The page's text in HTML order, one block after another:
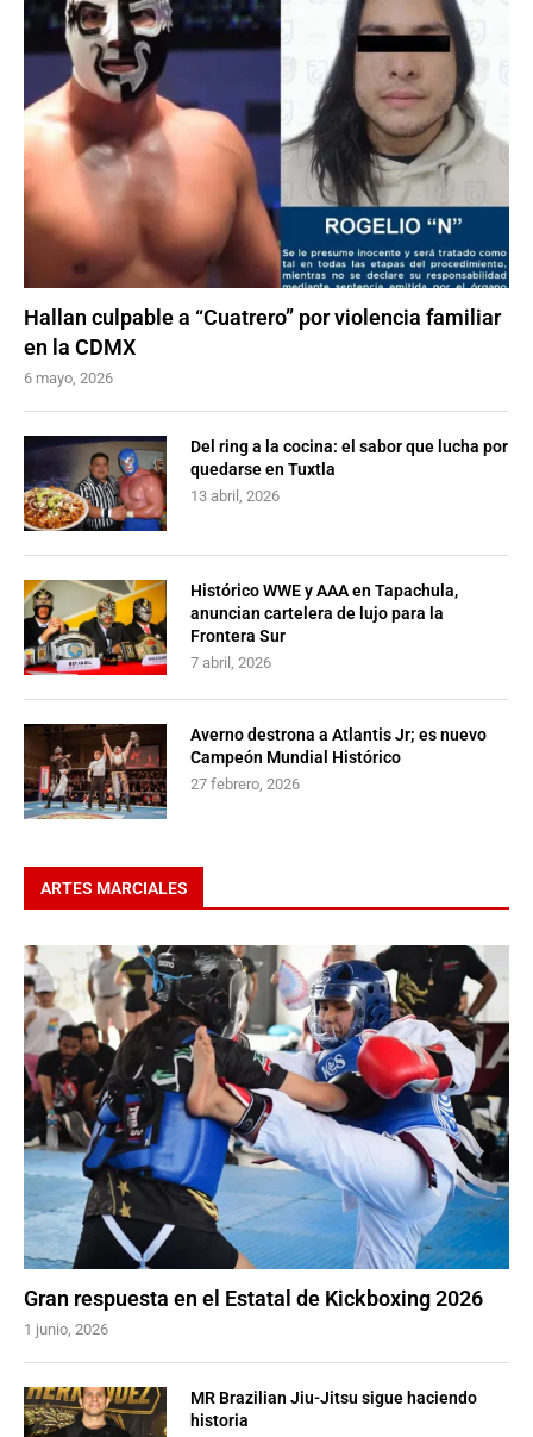
Hallan culpable a “Cuatrero” por violencia familiar
en la CDMX
6 mayo, 2026
Del ring a la cocina: el sabor que lucha por
quedarse en Tuxtla
13 abril, 2026
Histórico WWE y AAA en Tapachula,
anuncian cartelera de lujo para la
Frontera Sur
7 abril, 2026
Averno destrona a Atlantis Jr; es nuevo
Campeón Mundial Histórico
27 febrero, 2026
ARTES MARCIALES
Gran respuesta en el Estatal de Kickboxing 2026
1 junio, 2026
MR Brazilian Jiu-Jitsu sigue haciendo
historia